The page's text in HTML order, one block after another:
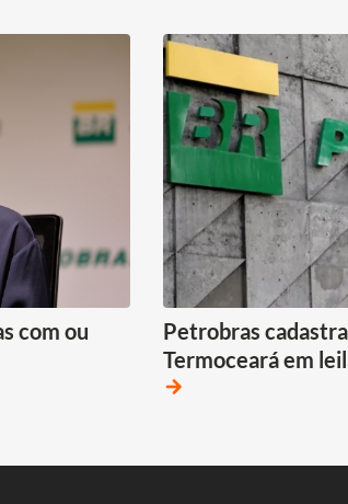
com ou
Petrobras
Termoceará em
arrow_forward